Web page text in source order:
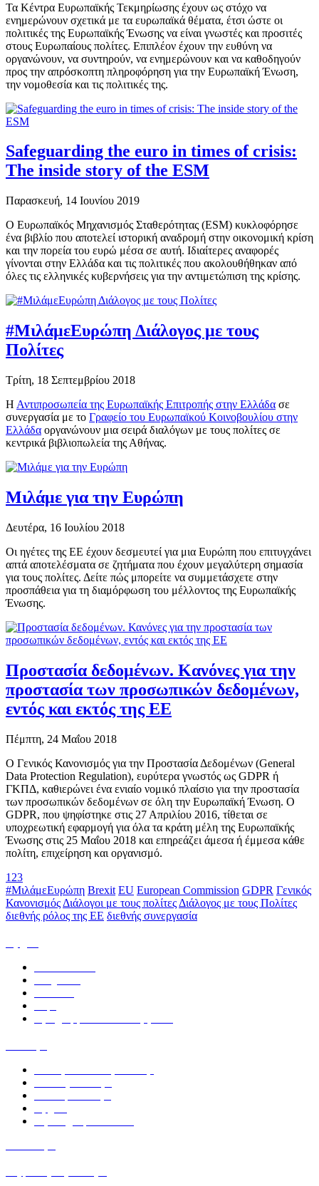
Τα Κέντρα Ευρωπαϊκής Τεκμηρίωσης έχουν ως στόχο να
ενημερώνουν σχετικά με τα ευρωπαϊκά θέματα, έτσι ώστε οι
πολιτικές της Ευρωπαϊκής Ένωσης να είναι γνωστές και προσιτές
στους Ευρωπαίους πολίτες. Επιπλέον έχουν την ευθύνη να
οργανώνουν, να συντηρούν, να ενημερώνουν και να καθοδηγούν
προς την απρόσκοπτη πληροφόρηση για την Ευρωπαϊκή Ένωση,
την νομοθεσία και τις πολιτικές της.
Safeguarding the euro in times of crisis:
The inside story of the ESM
Παρασκευή, 14 Ιουνίου 2019
Ο Ευρωπαϊκός Μηχανισμός Σταθερότητας (ESM) κυκλοφόρησε
ένα βιβλίο που αποτελεί ιστορική αναδρομή στην οικονομική κρίση
και την πορεία του ευρώ μέσα σε αυτή. Ιδιαίτερες αναφορές
γίνονται στην Ελλάδα και τις πολιτικές που ακολουθήθηκαν από
όλες τις ελληνικές κυβερνήσεις για την αντιμετώπιση της κρίσης.
#ΜιλάμεΕυρώπη Διάλογος με τους
Πολίτες
Τρίτη, 18 Σεπτεμβρίου 2018
Η Αντιπροσωπεία της Ευρωπαϊκής Επιτροπής στην Ελλάδα σε
συνεργασία με το Γραφείο του Ευρωπαϊκού Κοινοβουλίου στην
Ελλάδα οργανώνουν μια σειρά διαλόγων με τους πολίτες σε
κεντρικά βιβλιοπωλεία της Αθήνας.
Μιλάμε για την Ευρώπη
Δευτέρα, 16 Ιουλίου 2018
Οι ηγέτες της ΕΕ έχουν δεσμευτεί για μια Ευρώπη που επιτυγχάνει
απτά αποτελέσματα σε ζητήματα που έχουν μεγαλύτερη σημασία
για τους πολίτες. Δείτε πώς μπορείτε να συμμετάσχετε στην
προσπάθεια για τη διαμόρφωση του μέλλοντος της Ευρωπαϊκής
Ένωσης.
Προστασία δεδομένων. Κανόνες για την
προστασία των προσωπικών δεδομένων,
εντός και εκτός της ΕΕ
Πέμπτη, 24 Μαΐου 2018
Ο Γενικός Κανονισμός για την Προστασία Δεδομένων (General
Data Protection Regulation), ευρύτερα γνωστός ως GDPR ή
ΓΚΠΔ, καθιερώνει ένα ενιαίο νομικό πλαίσιο για την προστασία
των προσωπικών δεδομένων σε όλη την Ευρωπαϊκή Ένωση. Ο
GDPR, που ψηφίστηκε στις 27 Απριλίου 2016, τίθεται σε
υποχρεωτική εφαρμογή για όλα τα κράτη μέλη της Ευρωπαϊκής
Ένωσης στις 25 Μαΐου 2018 και επηρεάζει άμεσα ή έμμεσα κάθε
πολίτη, επιχείρηση και οργανισμό.
1 23
#ΜιλάμεΕυρώπη Brexit EU European Commission GDPR Γενικός
Κανονισμός Διάλογοι με τους πολίτες Διάλογος με τους Πολίτες
διεθνής ρόλος της EE διεθνής συνεργασία